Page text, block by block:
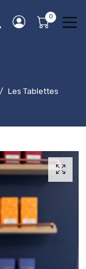
Les Tablettes